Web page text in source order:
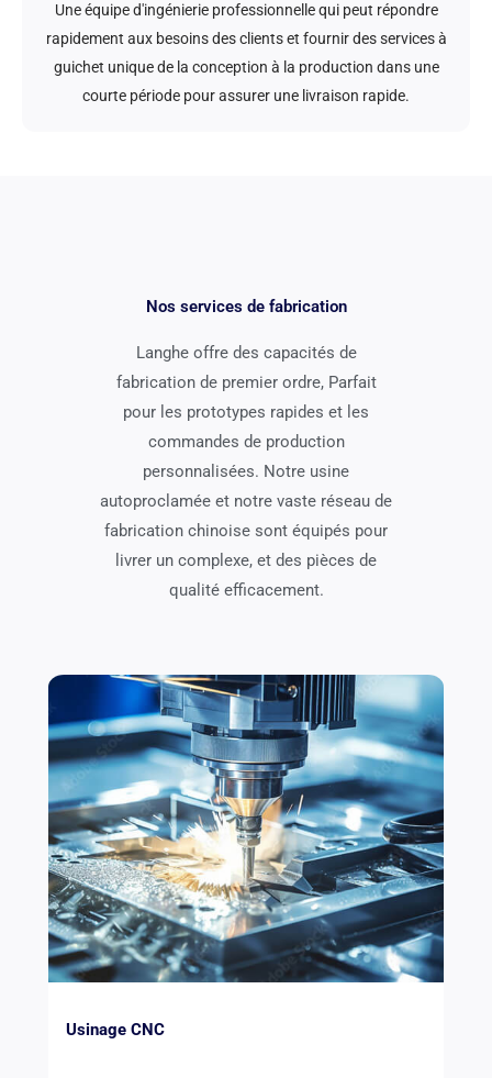
Une équipe d'ingénierie professionnelle qui peut répondre
rapidement aux besoins des clients et fournir des services à
guichet unique de la conception à la production dans une
courte période pour assurer une livraison rapide.
Nos services de fabrication
Langhe offre des capacités de
fabrication de premier ordre, Parfait
pour les prototypes rapides et les
commandes de production
personnalisées. Notre usine
autoproclamée et notre vaste réseau de
fabrication chinoise sont équipés pour
livrer un complexe, et des pièces de
qualité efficacement.
Usinage CNC